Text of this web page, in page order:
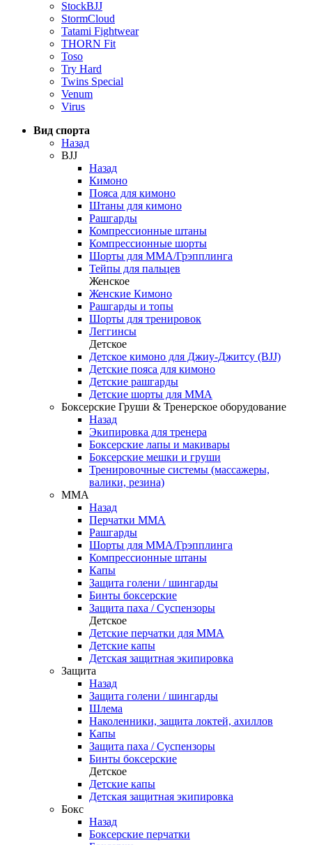
StockBJJ
StormCloud
Tatami Fightwear
THORN Fit
Toso
Try Hard
Twins Special
Venum
Virus
Вид спорта
Назад
BJJ
Назад
Кимоно
Пояса для кимоно
Штаны для кимоно
Рашгарды
Компрессионные штаны
Компрессионные шорты
Шорты для ММА/Грэпплинга
Тейпы для пальцев
Женское
Женские Кимоно
Рашгарды и топы
Шорты для тренировок
Леггинсы
Детское
Детское кимоно для Джиу-Джитсу (BJJ)
Детские пояса для кимоно
Детские рашгарды
Детские шорты для ММА
Боксерские Груши & Тренерское оборудование
Назад
Экипировка для тренера
Боксерские лапы и макивары
Боксерские мешки и груши
Тренировочные системы (массажеры,
валики, резина)
ММА
Назад
Перчатки ММА
Рашгарды
Шорты для ММА/Грэпплинга
Компрессионные штаны
Капы
Защита голени / шингарды
Бинты боксерские
Защита паха / Суспензоры
Детское
Детские перчатки для ММА
Детские капы
Детская защитная экипировка
Защита
Назад
Защита голени / шингарды
Шлема
Наколенники, защита локтей, ахиллов
Капы
Защита паха / Суспензоры
Бинты боксерские
Детское
Детские капы
Детская защитная экипировка
Бокс
Назад
Боксерские перчатки